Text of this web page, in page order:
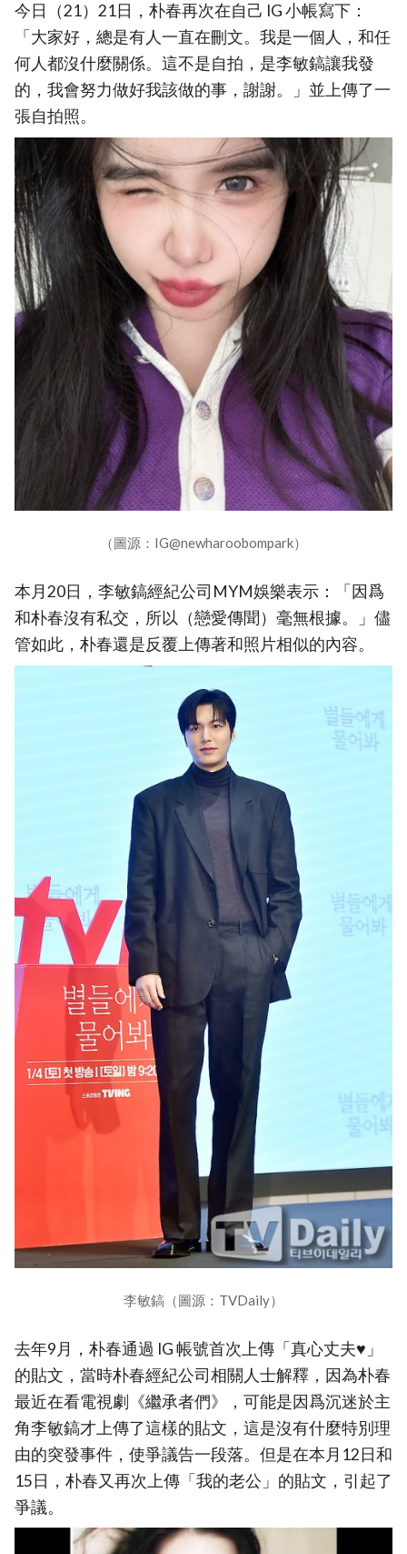
今日（21）21日，朴春再次在自己 IG 小帳寫下：
「大家好，總是有人一直在刪文。我是一個人，和任
何人都沒什麼關係。這不是自拍，是李敏鎬讓我發
的，我會努力做好我該做的事，謝謝。」並上傳了一
張自拍照。
（圖源：IG@newharoobompark）
本月20日，李敏鎬經紀公司MYM娛樂表示：「因爲
和朴春沒有私交，所以（戀愛傳聞）毫無根據。」儘
管如此，朴春還是反覆上傳著和照片相似的內容。
李敏鎬（圖源：TVDaily）
去年9月，朴春通過 IG 帳號首次上傳「真心丈夫♥」
的貼文，當時朴春經紀公司相關人士解釋，因為朴春
最近在看電視劇《繼承者們》，可能是因爲沉迷於主
角李敏鎬才上傳了這樣的貼文，這是沒有什麼特別理
由的突發事件，使爭議告一段落。但是在本月12日和
15日，朴春又再次上傳「我的老公」的貼文，引起了
爭議。